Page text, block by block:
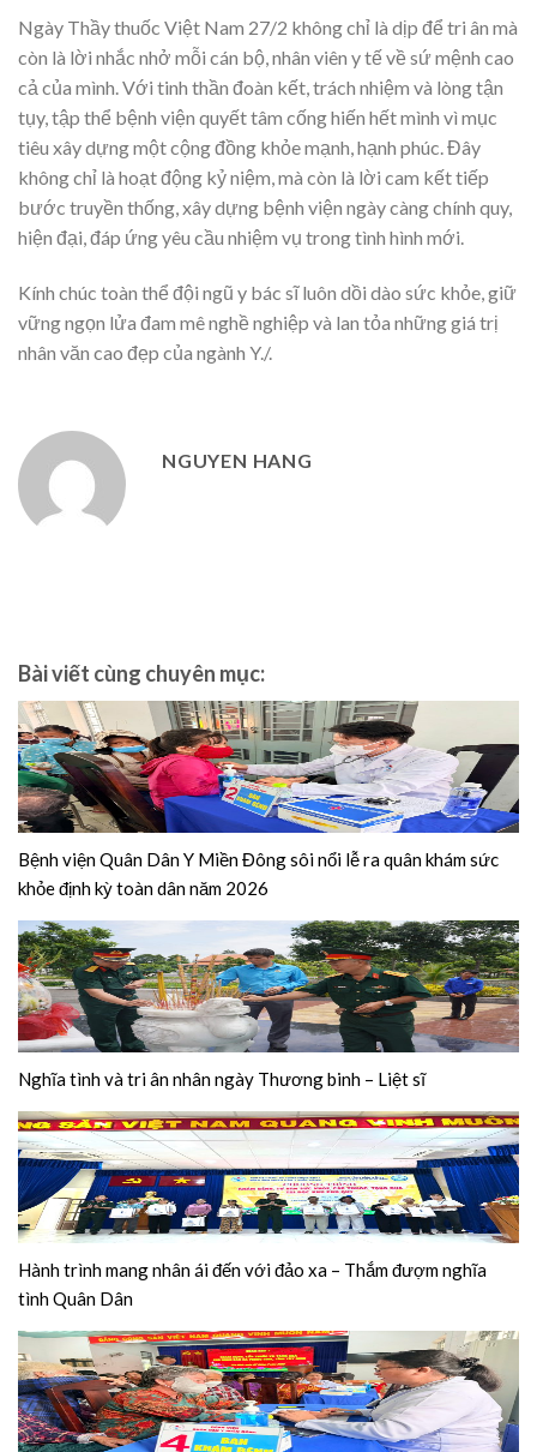
Ngày Thầy thuốc Việt Nam 27/2 không chỉ là dịp để tri ân mà
còn là lời nhắc nhở mỗi cán bộ, nhân viên y tế về sứ mệnh cao
cả của mình. Với tinh thần đoàn kết, trách nhiệm và lòng tận
tụy, tập thể bệnh viện quyết tâm cống hiến hết mình vì mục
tiêu xây dựng một cộng đồng khỏe mạnh, hạnh phúc. Đây
không chỉ là hoạt động kỷ niệm, mà còn là lời cam kết tiếp
bước truyền thống, xây dựng bệnh viện ngày càng chính quy,
hiện đại, đáp ứng yêu cầu nhiệm vụ trong tình hình mới.
Kính chúc toàn thể đội ngũ y bác sĩ luôn dồi dào sức khỏe, giữ
vững ngọn lửa đam mê nghề nghiệp và lan tỏa những giá trị
nhân văn cao đẹp của ngành Y./.
NGUYEN HANG
Bài viết cùng chuyên mục:
Bệnh viện Quân Dân Y Miền Đông sôi nổi lễ ra quân khám sức
khỏe định kỳ toàn dân năm 2026
Nghĩa tình và tri ân nhân ngày Thương binh – Liệt sĩ
Hành trình mang nhân ái đến với đảo xa – Thắm đượm nghĩa
tình Quân Dân